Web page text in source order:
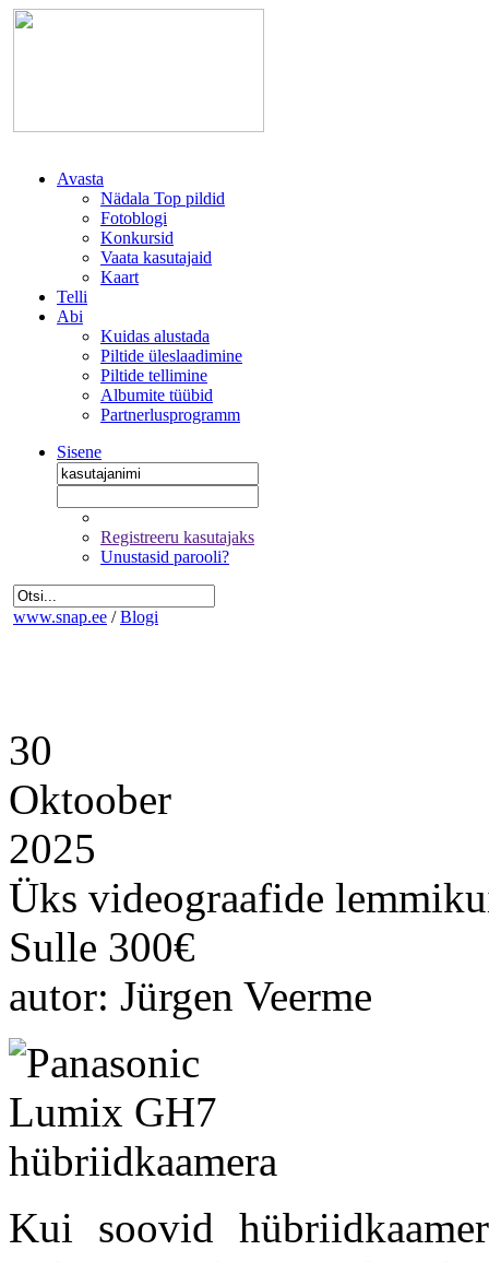
Avasta
Nädala Top pildid
Fotoblogi
Konkursid
Vaata kasutajaid
Kaart
Telli
Abi
Kuidas alustada
Piltide üleslaadimine
Piltide tellimine
Albumite tüübid
Partnerlusprogramm
Sisene
Registreeru kasutajaks
Unustasid parooli?
www.snap.ee / Blogi
30
Oktoober
2025
Üks videograafide
Sulle 300€
autor: Jürgen Veerme
Kui soovid